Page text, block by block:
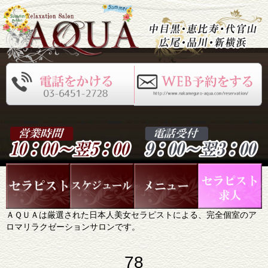
ＡＱＵＡは厳選された日本人美女セラピストによる、完全個室のア
ロマリラクゼーションサロンです。
78